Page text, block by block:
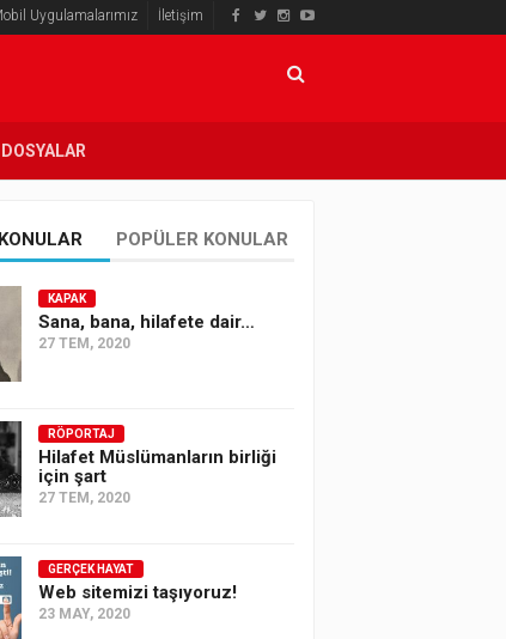
Uygulamalarımız İletişim
DOSYALAR
POPÜLER KONULAR
KAPAK
Sana, bana, hilafete dair…
27 TEM, 2020
RÖPORTAJ
Hilafet Müslümanların birliği
için şart
27 TEM, 2020
GERÇEK HAYAT
Web sitemizi taşıyoruz!
23 MAY, 2020